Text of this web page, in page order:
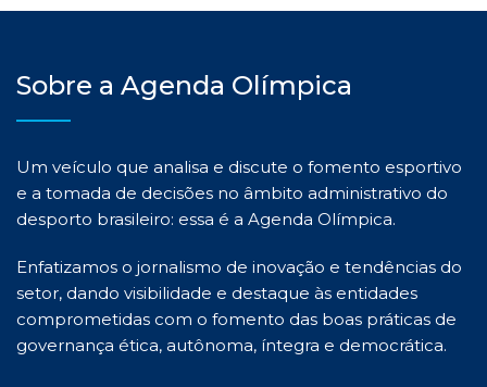
Sobre a Agenda Olímpica
Um veículo que analisa e discute o fomento esportivo
e a tomada de decisões no âmbito administrativo do
desporto brasileiro: essa é a Agenda Olímpica.
Enfatizamos o jornalismo de inovação e tendências do
setor, dando visibilidade e destaque às entidades
comprometidas com o fomento das boas práticas de
governança ética, autônoma, íntegra e democrática.